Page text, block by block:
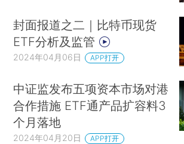
封面报道之二｜比特币现货
ETF分析及监管
2024年04月06日 APP打开
中证监发布五项资本市场对港
合作措施 ETF通产品扩容料3
个月落地
2024年04月20日 APP打开